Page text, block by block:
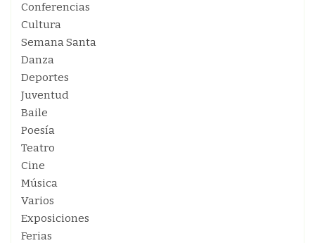
Conferencias
Cultura
Semana Santa
Danza
Deportes
Juventud
Baile
Poesía
Teatro
Cine
Música
Varios
Exposiciones
Ferias